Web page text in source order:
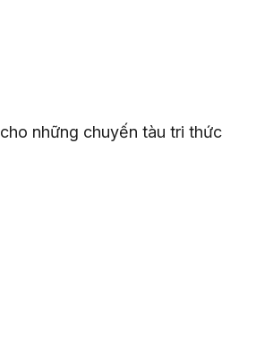
những chuyến tàu tri thức